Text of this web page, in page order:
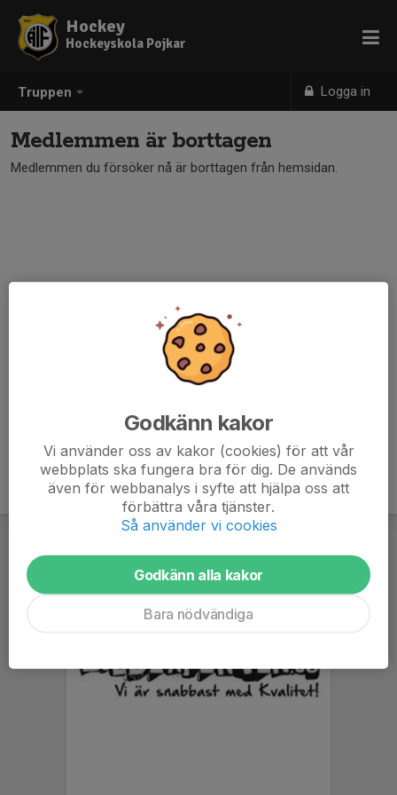
Truppen Logga in
Hockey
Hockeyskola Pojkar
Medlemmen är borttagen
Medlemmen du försöker nå är borttagen från hemsidan.
Godkänn kakor
Vi använder oss av kakor (cookies) för att vår
webbplats ska fungera bra för dig. De används
även för webbanalys i syfte att hjälpa oss att
förbättra våra tjänster.
Så använder vi cookies
Godkänn alla kakor
Bara nödvändiga